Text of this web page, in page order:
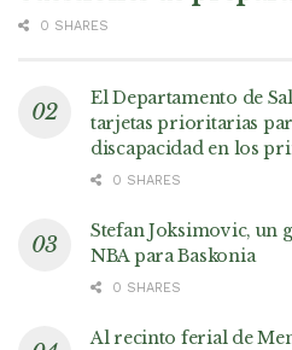
0 SHARES
El Departamento de
tarjetas prioritarias
discapacidad en los
0 SHARES
Stefan Joksimovic, un
NBA para Baskonia
0 SHARES
Al recinto ferial de